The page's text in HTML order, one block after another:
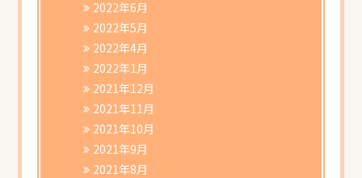
2022年6月
2022年5月
2022年4月
2022年1月
2021年12月
2021年11月
2021年10月
2021年9月
2021年8月